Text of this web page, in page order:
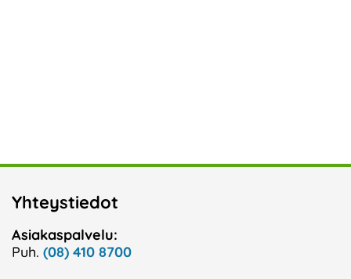
Yhteystiedot
Asiakaspalvelu:
Puh. (08) 410 8700